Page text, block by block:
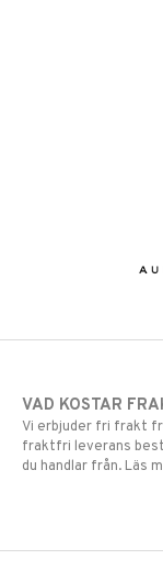
VAD KOSTAR
Vi erbjuder fri frakt
fraktfri leverans
du handlar från. Läs